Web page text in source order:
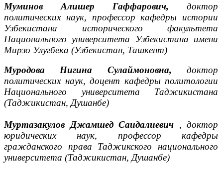
Муминов Алишер Гаффарович,доктор
политических наук, профессор кафедры истории
Узбекистана исторического факультета
Национального университета Узбекистана имени
Мирзо Улугбека (Узбекистан, Ташкент)
Муродова Нигина Сулаймоновна,доктор
политических наук, доцент кафедры политологии
Национального университета Таджикистана
(Таджикистан, Душанбе)
Муртазакулов Джамшед Саидалиевич , доктор
юридических наук, профессор кафедры
гражданского права Таджикского национального
университета (Таджикистан, Душанбе)